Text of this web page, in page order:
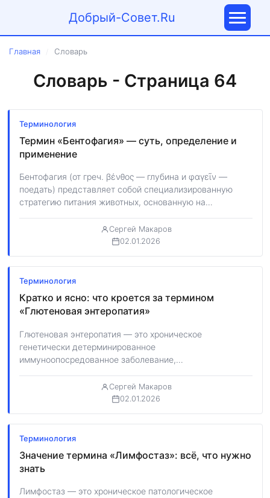
Добрый-Совет.Ru
Главная Словарь
Словарь - Страница 64
Терминология
Термин «Бентофагия» — суть, определение и
применение
Бентофагия (от греч. βένθος — глубина и φαγεῖν —
поедать) представляет собой специализированную
стратегию питания животных, основанную на
Сергей Макаров
02.01.2026
Терминология
Кратко и ясно: что кроется за термином
«Глютеновая энтеропатия»
Глютеновая энтеропатия — это хроническое
генетически детерминированное
иммуноопосредованное заболевание,
фракций белка некоторых злаковых культур (пшеницы,
Сергей Макаров
02.01.2026
Терминология
Значение термина «Лимфостаз»: всё, что нужно
знать
Лимфостаз — это хроническое патологическое